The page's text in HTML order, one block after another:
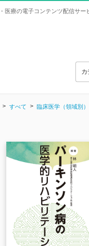
医療の電子コンテンツ配信サー
カ
すべて 臨床医学（領域別）